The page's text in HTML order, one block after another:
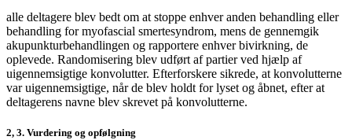
alle deltagere blev bedt om at stoppe enhver anden behandling eller
behandling for myofascial smertesyndrom, mens de gennemgik
akupunkturbehandlingen og rapportere enhver bivirkning, de
oplevede. Randomisering blev udført af partier ved hjælp af
uigennemsigtige konvolutter. Efterforskere sikrede, at konvolutterne
var uigennemsigtige, når de blev holdt for lyset og åbnet, efter at
deltagerens navne blev skrevet på konvolutterne.
2, 3. Vurdering og opfølgning